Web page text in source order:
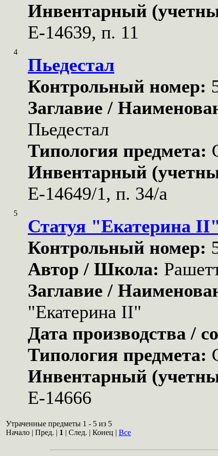
Инвентарный
Е-14639, п. 11
4
Пьедестал
Контрольный номер:
Заглавие /
Пьедестал
Типология предмета:
Инвентарный
Е-14649/1, п. 34/а
5
Статуя "Екатерина
Контрольный номер:
Автор / Школа:
Заглавие /
"Екатерина II"
Дата производства /
Типология предмета:
Инвентарный
Е-14666
Утраченные предметы 1 - 5 из 5
Начало | Пред. | 1 | След. | Конец | Все